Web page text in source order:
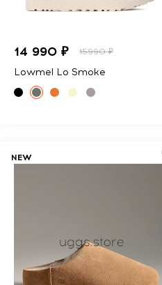
14 990 ₽ 15990 ₽
Lowmel Lo Smoke
NEW